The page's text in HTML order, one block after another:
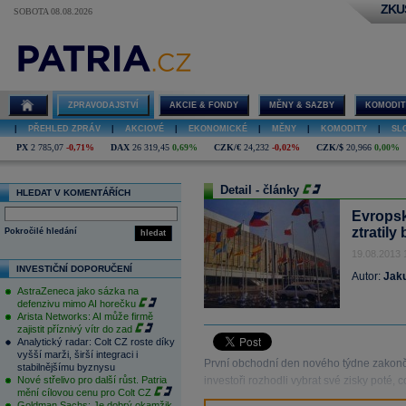
SOBOTA 08.08.2026
ZPRAVODAJSTVÍ AKCIE & FONDY MĚNY & SAZBY
PŘEHLED ZPRÁV AKCIOVÉ EKONOMICKÉ MĚNY KOMODITY
PX 2 785,07 -0,71% DAX 26 319,45 0,69% CZK/€ 24,232 -0,02% CZK/$ 20,966 0,00%
HLEDAT V KOMENTÁŘÍCH
hledat
Pokročilé hledání
INVESTIČNÍ DOPORUČENÍ
AstraZeneca jako sázka na
defenzivu mimo AI horečku
Arista Networks: AI může firmě
zajistit příznivý vítr do zad
Analytický radar: Colt CZ roste díky
vyšší marži, širší integraci i
stabilnějšímu byznysu
Nové střelivo pro další růst. Patria
mění cílovou cenu pro Colt CZ
Detail - články
ztratily
19.08.2013
Autor:
První obchodní den nového týdne
investoři rozhodli vybrat své zisky poté,